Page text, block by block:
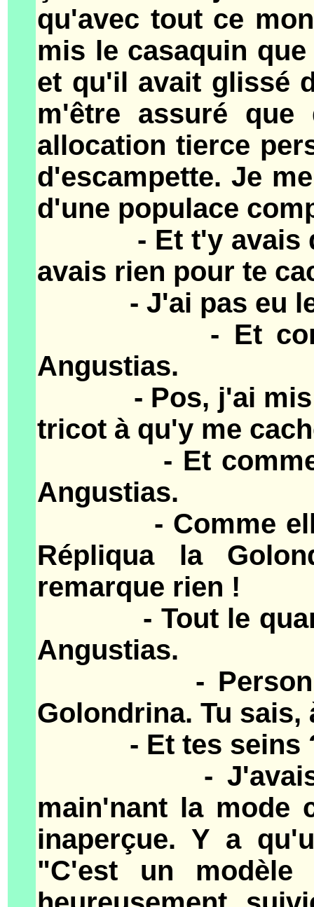
qu'avec tout ce
mis le casaquin
et qu'il avait glissé
m'être assuré
allocation tierce
d'escampette. Je
d'une populace
- Et t'y avais
avais rien pour te
- J'ai pas eu le
- Et comme
Angustias.
- Pos, j'ai mis
tricot à qu'y me
- Et comme t'y
Angustias.
- Comme elles
Répliqua la
remarque rien !
- Tout le
Angustias.
- Personne ne
Golondrina. Tu
- Et tes seins
- J'avais du
main'nant la mode
inaperçue. Y a
"C'est un modèle